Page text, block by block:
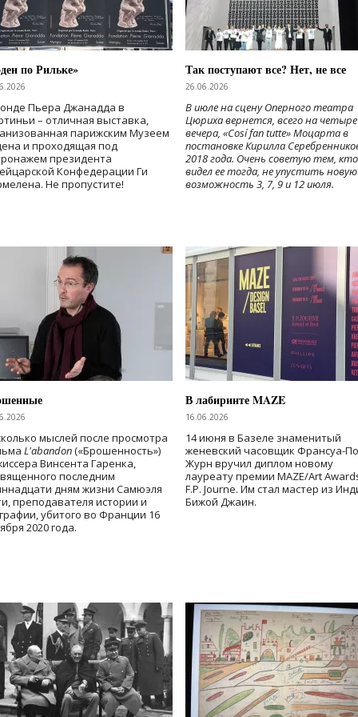
по Рильке»
Пьера Джанадда в
– отличная выставка,
парижским Музеем
и проходящая под
президента
Конфедерации Ги
Не пропустите!
Так поступают все? Нет, не все
26.06.2026
В июле на сцену Оперного театра
Цюриха вернется, всего на четыре
вечера, «Cosí fan tutte» Моцарта в
постановке Кирилла
2018 года. Очень советую тем,
видел ее тогда, не упустить новую
возможность 3, 7, 9 и 12 июля.
мыслей после просмотра
L'abandon(«Брошенность»)
Винсента Гаренка,
последним
дням жизни Самюэля
преподавателя истории и
убитого во Франции 16
2020 года.
В лабиринте MAZE
16.06.2026
14 июня в Базеле знаменитый
женевский часовщик Франсуа-
Журн вручил диплом новому
лауреату премии MAZE/Art
F.P. Journe. Им стал мастер из
Бижой Джаин.